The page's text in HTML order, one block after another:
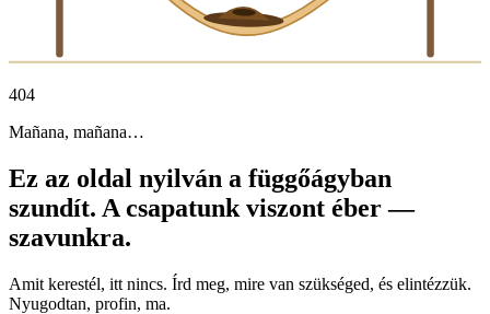
404
Mañana, mañana…
Ez az oldal nyilván a függőágyban
szundít. A csapatunk viszont éber —
szavunkra.
Amit kerestél, itt nincs. Írd meg, mire van szükséged, és elintézzük.
Nyugodtan, profin, ma.